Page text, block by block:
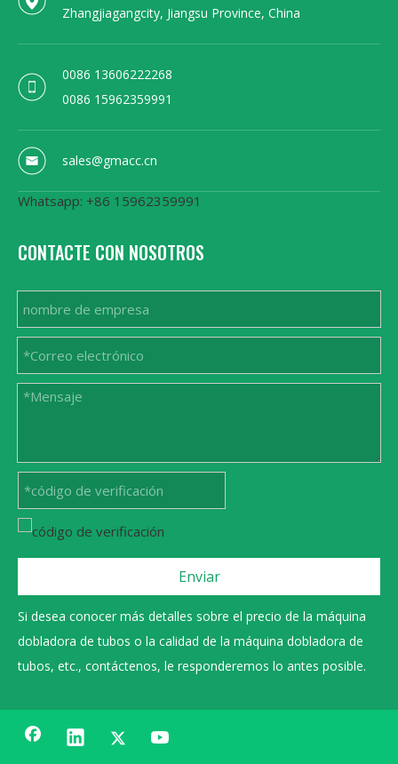
Zhangjiagangcity, Jiangsu Province, China
0086 13606222268
0086 15962359991
sales@gmacc.cn
Whatsapp: +86 15962359991
CONTACTE CON NOSOTROS
Enviar
Si desea conocer más detalles sobre el precio de la máquina
dobladora de tubos o la calidad de la máquina dobladora de
tubos, etc., contáctenos, le responderemos lo antes posible.